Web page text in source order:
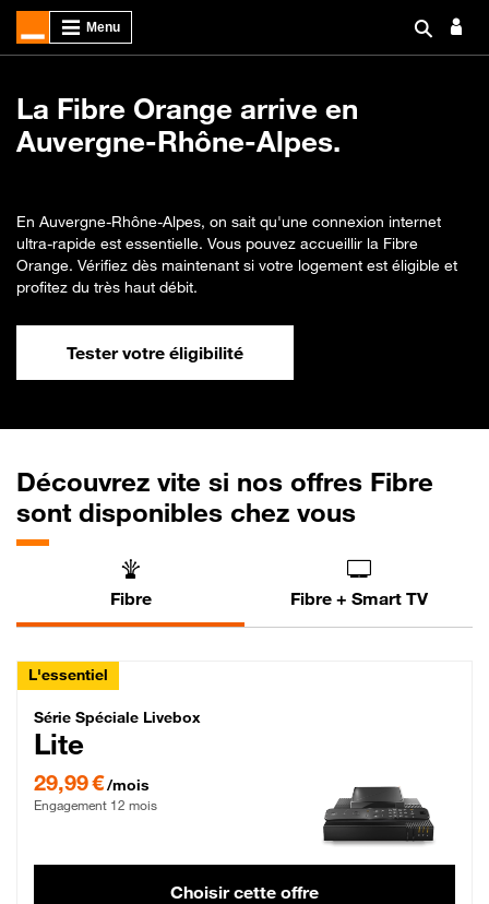
La Fibre Orange arrive en
Auvergne-Rhône-Alpes.
En Auvergne-Rhône-Alpes, on sait qu'une connexion internet
ultra-rapide est essentielle. Vous pouvez accueillir la Fibre
Orange. Vérifiez dès maintenant si votre logement est éligible et
profitez du très haut débit.
Tester votre éligibilité
Découvrez vite si nos offres Fibre
sont disponibles chez vous
Fibre Fibre + Smart TV
L'essentiel
Série Spéciale Livebox Lite Fibre
Série Spéciale Livebox
Lite
29,99 €/mois
Engagement 12 mois
Choisir cette offre